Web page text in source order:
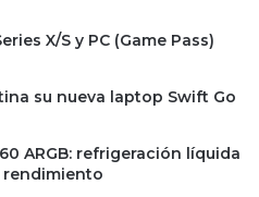
X/S y PC (Game Pass)
su nueva laptop Swift Go
ARGB: refrigeración líquida
rendimiento